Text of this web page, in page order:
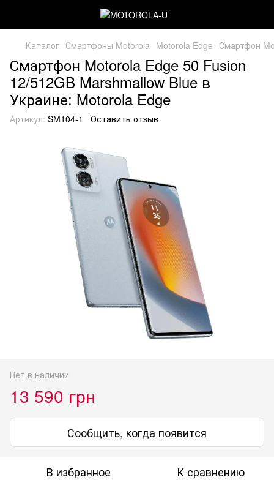
Каталог Смартфоны Motorola Motorola Edge Смартфон
Смартфон Motorola Edge 50 Fusion
12/512GB Marshmallow Blue в
Украине: Motorola Edge
Артикул: SM104-1 Оставить отзыв
Нет в наличии
13 590 грн
Сообщить, когда появится
В избранное К сравнению